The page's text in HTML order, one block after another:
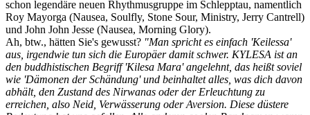
schon legendäre neuen Rhythmusgruppe im Schlepptau, namentlich
Roy Mayorga (Nausea, Soulfly, Stone Sour, Ministry, Jerry Cantrell)
und John John Jesse (Nausea, Morning Glory).
Ah, btw., hätten Sie's gewusst? "Man spricht es einfach 'Keilessa'
aus, irgendwie tun sich die Europäer damit schwer. KYLESA ist an
den buddhistischen Begriff 'Kilesa Mara' angelehnt, das heißt soviel
wie 'Dämonen der Schändung' und beinhaltet alles, was dich davon
abhält, den Zustand des Nirwanas oder der Erleuchtung zu
erreichen, also Neid, Verwässerung oder Aversion. Diese düstere